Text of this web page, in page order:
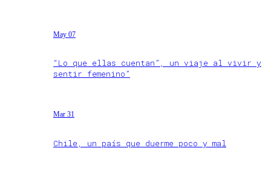
May 07
“Lo que ellas cuentan”, un viaje al vivir y
sentir femenino”
Mar 31
Chile, un país que duerme poco y mal